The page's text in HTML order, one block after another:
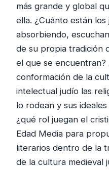
más grande y global
ella. ¿Cuánto están los
absorbiendo,
de su propia tradición
el que se encuentran?
conformación de la
intelectual judío las
lo rodean y sus
¿qué rol juegan el
Edad Media para
literarios dentro de la
de la cultura medieval